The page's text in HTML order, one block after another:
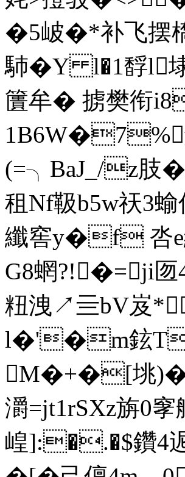
�5岥�*补飞摆
馷�Y l�1馟l埭
籄牟� 掳樊衔
1B6W�7%
(=╮BaJ_/z肢
租Nf靸b5w祆3
纖窖y�f 呇e
G8蝄?!�=ji
粈洩↗亖bV岌
l�'�m鉉
M�+�[垗
灂=jt1rSXz旃0
崲]:�.�$鑽4